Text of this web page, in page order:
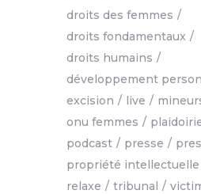
droits des femmes
droits fondamentaux
droits humains
développement
excision
live
onu femmes
podcast
presse
propriété intellectuelle
relaxe
tribunal